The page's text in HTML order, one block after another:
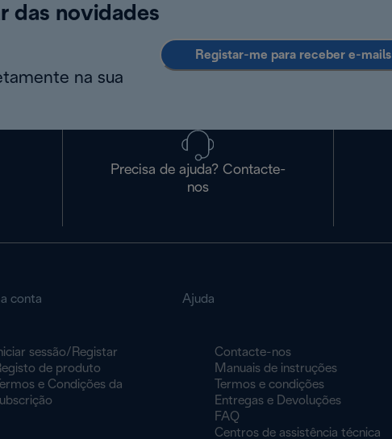
das novidades
na sua
Registar-me para receber e-mails
Precisa de ajuda? Contacte-
nos
conta
sessão/Registar
de produto
Termos e Condições da
Ajuda
Contacte-nos
Manuais de instruções
Termos e condições
Entregas e Devoluções
FAQ
Centros de assistência técnica